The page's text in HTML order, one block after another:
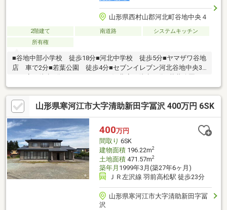
山形県西村山郡河北町谷地中央４
2階建て 南道路
システムキッチン
所有権
■谷地中部小学校 徒歩18分■河北中学校 徒歩5分■ヤマザワ谷地
店 車で2分■若葉公園 徒歩4分■セブンイレブン河北谷地中央3
丁目店 徒歩6分■クスリのアオキ河北店 徒歩５分■若葉公園
徒歩４分
山形県寒河江市大字清助新田字冨沢 400万円 6SK
400万円
間取り 6SK
建物面積196.22m2
土地面積471.57m2
築年月 1999年3月(築27年6ヶ月)
ＪＲ左沢線 羽前高松駅 徒歩23分
山形県寒河江市大字清助新田字冨
沢